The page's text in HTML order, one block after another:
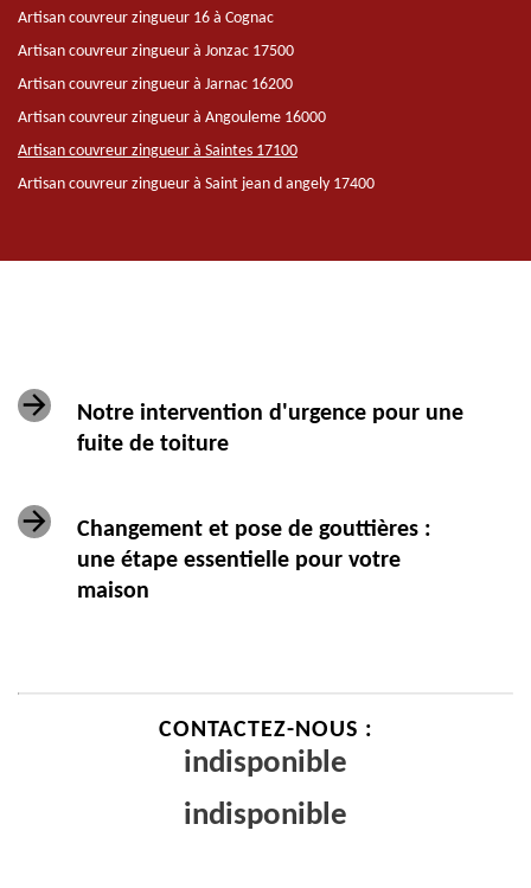
Artisan couvreur zingueur 16 à Cognac
Artisan couvreur zingueur à Jonzac 17500
Artisan couvreur zingueur à Jarnac 16200
Artisan couvreur zingueur à Angouleme 16000
Artisan couvreur zingueur à Saintes 17100
Artisan couvreur zingueur à Saint jean d angely 17400
Notre intervention d'urgence pour une
fuite de toiture
Changement et pose de gouttières :
une étape essentielle pour votre
maison
CONTACTEZ-NOUS :
indisponible
indisponible